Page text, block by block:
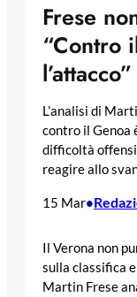
Frese
“Contro
l’attacco”
L’analisi di
contro il Genoa
difficoltà
reagire allo
15 Mar•
Il Verona non
sulla classifica
Martin Frese